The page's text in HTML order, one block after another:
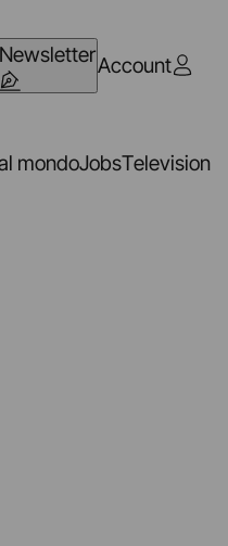
NewsletterAccount
mondoJobsTelevision